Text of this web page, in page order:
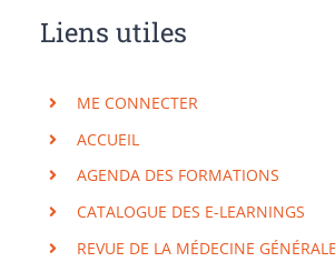
Liens utiles
ME CONNECTER
ACCUEIL
AGENDA DES FORMATIONS
CATALOGUE DES E-LEARNINGS
REVUE DE LA MÉDECINE GÉNÉRALE